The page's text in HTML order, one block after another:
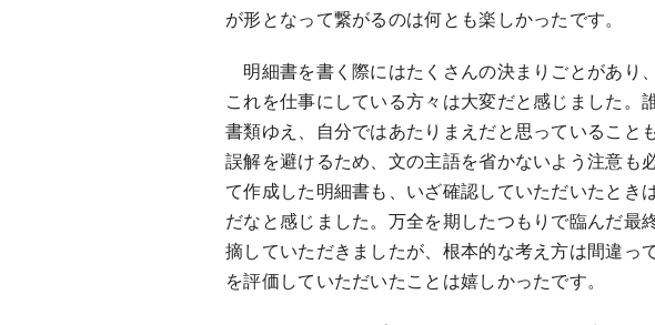
が形となって繋がるのは何とも楽しかったです。
明細書を書く際にはたくさんの決まりごとがあり
これを仕事にしている方々は大変だと感じました。
書類ゆえ、自分ではあたりまえだと思っていること
誤解を避けるため、文の主語を省かないよう注意も
て作成した明細書も、いざ確認していただいたとき
だなと感じました。万全を期したつもりで臨んだ最
摘していただきましたが、根本的な考え方は間違っ
を評価していただいたことは嬉しかったです。